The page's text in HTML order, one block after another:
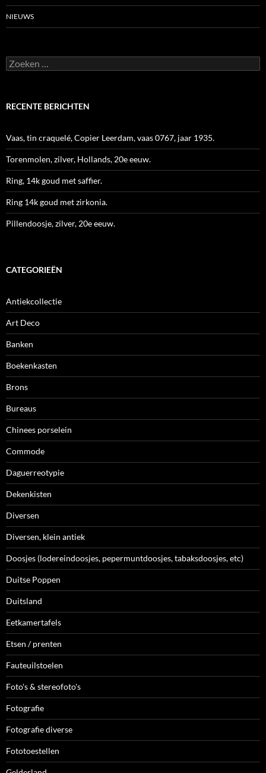
NIEUWS
Zoeken
naar:
RECENTE BERICHTEN
Vaas, tin craquelé, Copier Leerdam, vaas 0767, jaar 1935.
Torenmolen, zilver, Hollands, 20e eeuw.
Ring, 14k goud met saffier.
Ring 14k goud met zirkonia.
Pillendoosje, zilver, 20e eeuw.
CATEGORIEËN
Antiekcollectie
Art Deco
Banken
Boekenkasten
Brons
Bureaus
Chinees porselein
Commode
Daguerreotypie
Dekenkisten
Diversen
Diversen, klein antiek
Doosjes (lodereindoosjes, pepermuntdoosjes, tabaksdoosjes, etc)
Duitse Poppen
Duitsland
Eetkamertafels
Etsen / prenten
Fauteuilstoelen
Foto's & stereofoto's
Fotografie
Fotografie diverse
Fototoestellen